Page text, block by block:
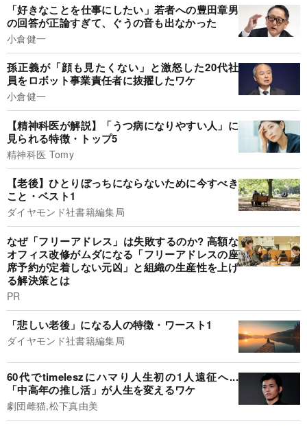
「好きなことを仕事にしたい」若者への豊田章男
の回答が正論すぎて、ぐうの音も出なかった
小倉健一
孫正義が「顔も見たくない」と激怒した20代社
員をロボット事業責任者に抜擢したワケ
小倉健一
【精神科医が解説】「うつ病になりやすい人」に
見られる特徴・トップ5
精神科医 Tomy
【老後】ひとりぼっちにならないために今すべき
こと・ベスト1
ダイヤモンド社書籍編集局
なぜ「フリーアドレス」は失敗するのか? 高額な
オフィス改修がムダになる「フリーアドレスの座
席予約が定着しない元凶」と組織の生産性を上げ
る解決策とは
PR
「悲しい老後」になる人の特徴・ワースト1
ダイヤモンド社書籍編集局
60代でtimeleszにハマり人生初の1人遠征へ...
「中高年の推し活」が人生を変えるワケ
劇団雌猫,松下真由美